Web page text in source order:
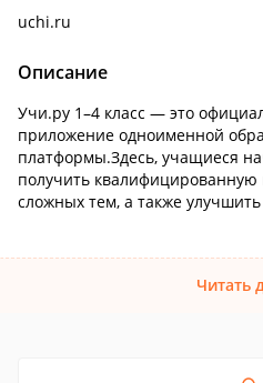
uchi.ru
Описание
Учи.ру 1–4 класс — это
приложение одноименной
платформы.Здесь, учащиеся
получить
сложных тем, а также
Читать